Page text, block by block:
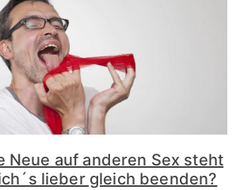
Neue auf anderen Sex steht
lieber gleich beenden?